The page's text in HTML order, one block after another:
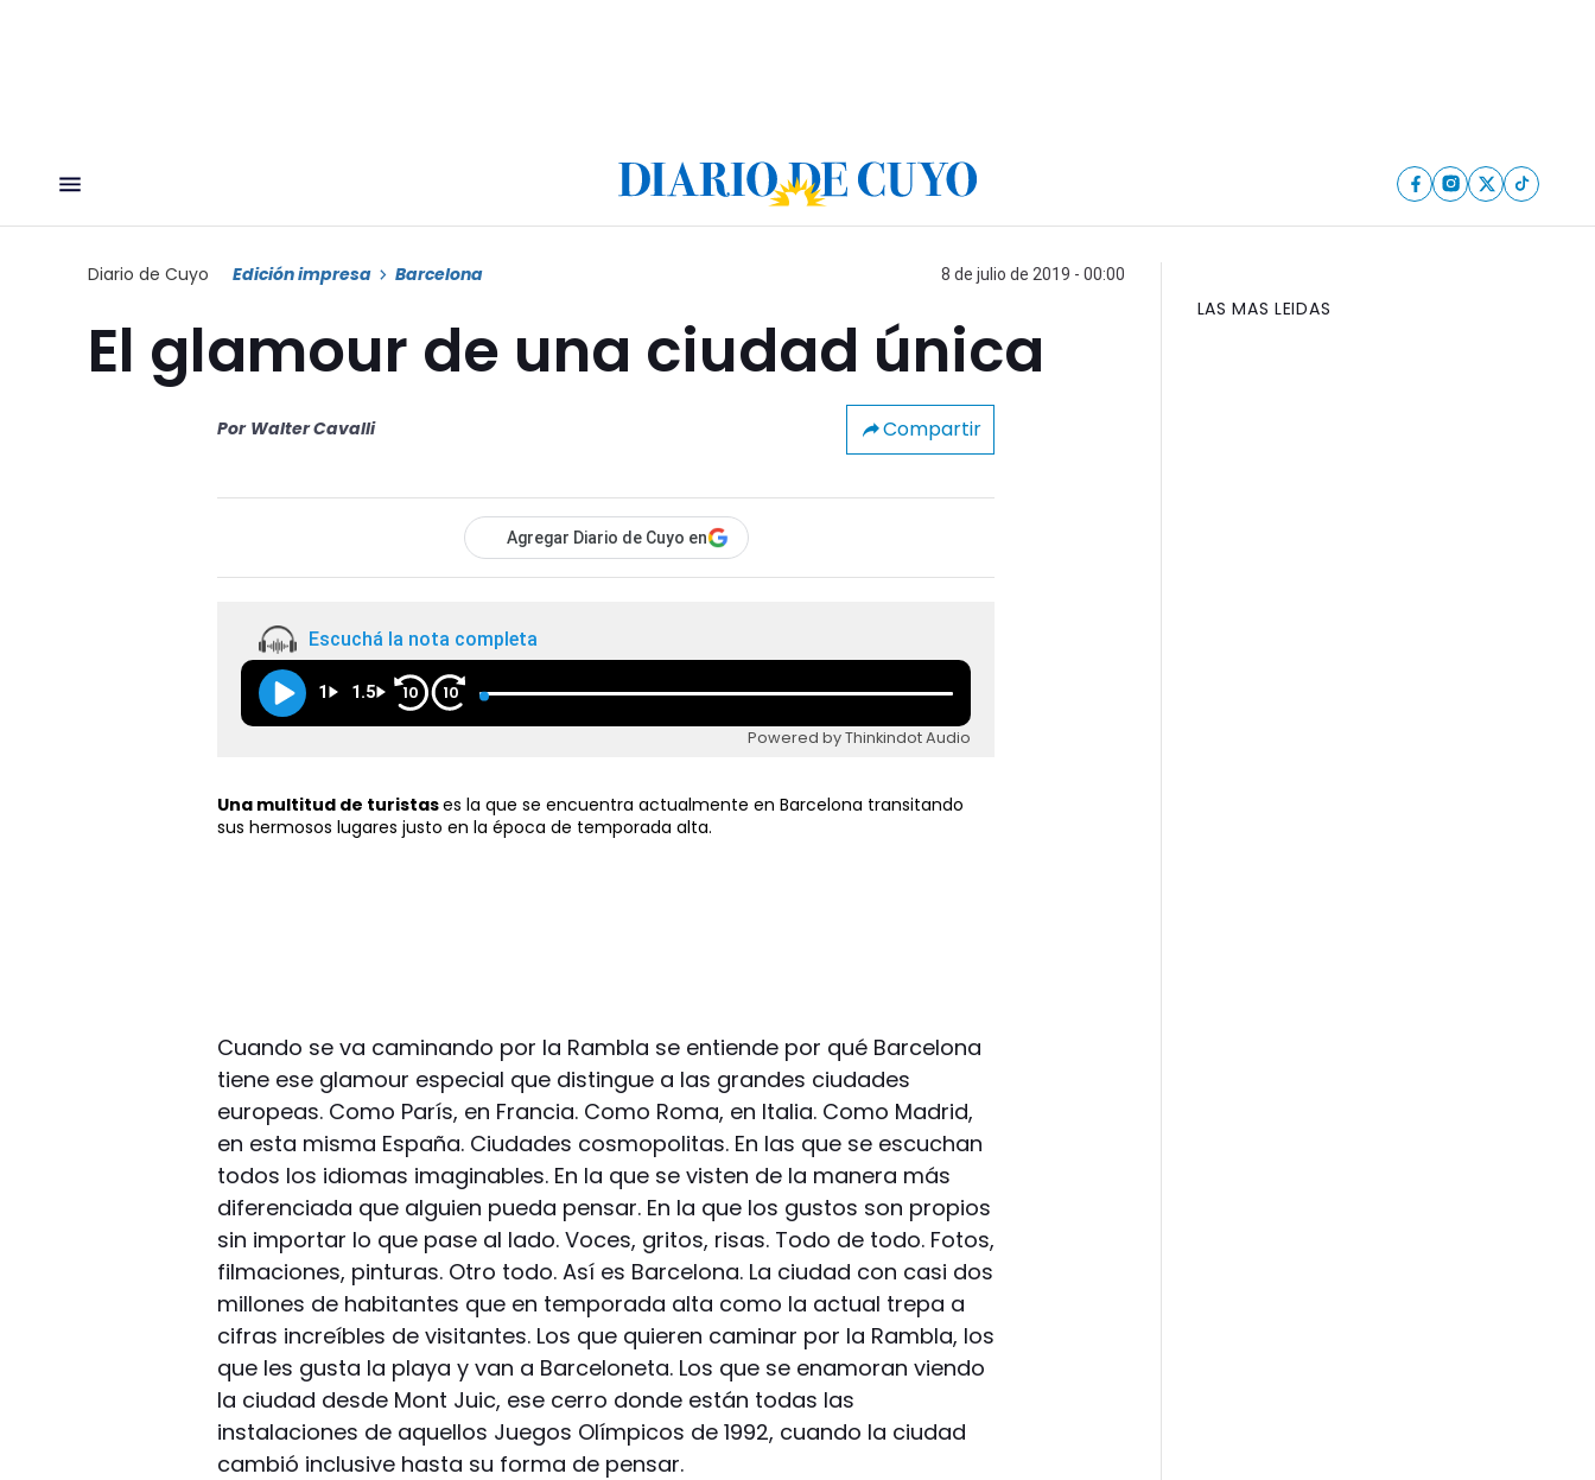
Diario de Cuyo Edición impresa Barcelona 8 de julio de 2019 - 00:00
El glamour de una ciudad única
Por Walter Cavalli Compartir
Agregar Diario de Cuyo en
Escuchá la nota completa
1 1.5 10 10
Powered by Thinkindot Audio
Una multitud de turistases la que se encuentra actualmente en Barcelona transitando
sus hermosos lugares justo en la época de temporada alta.
Cuando se va caminando por la Rambla se entiende por qué Barcelona
tiene ese glamour especial que distingue a las grandes ciudades
europeas. Como París, en Francia. Como Roma, en Italia. Como Madrid,
en esta misma España. Ciudades cosmopolitas. En las que se escuchan
todos los idiomas imaginables. En la que se visten de la manera más
diferenciada que alguien pueda pensar. En la que los gustos son propios
sin importar lo que pase al lado. Voces, gritos, risas. Todo de todo. Fotos,
filmaciones, pinturas. Otro todo. Así es Barcelona. La ciudad con casi dos
millones de habitantes que en temporada alta como la actual trepa a
cifras increíbles de visitantes. Los que quieren caminar por la Rambla, los
que les gusta la playa y van a Barceloneta. Los que se enamoran viendo
la ciudad desde Mont Juic, ese cerro donde están todas las
instalaciones de aquellos Juegos Olímpicos de 1992, cuando la ciudad
cambió inclusive hasta su forma de pensar.
LAS MAS LEIDAS